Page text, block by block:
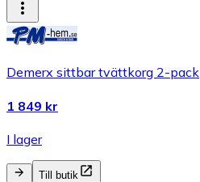
Demerx sittbar tvättkorg 2-pack
1 849 kr
I lager
Till butik